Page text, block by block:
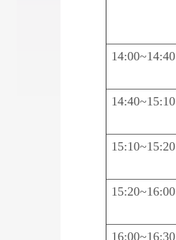
14:00~14:40
14:40~15:10
15:10~15:20
15:20~16:00
16:00~16:30